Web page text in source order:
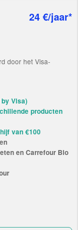
24 €/jaar*
door het Visa-
Visa)
producten
van €100
en Carrefour Bio